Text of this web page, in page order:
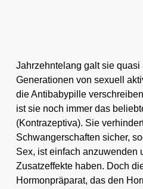
Jahrzehntelang galt sie quasi
Generationen von sexuell
die Antibabypille
ist sie noch immer das
(Kontrazeptiva). Sie
Schwangerschaften sicher,
Sex, ist einfach anzuwenden
Zusatzeffekte haben. Doch
Hormonpräparat, das den